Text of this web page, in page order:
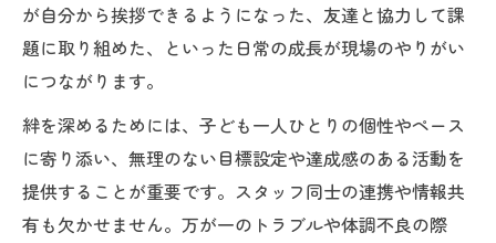
が自分から挨拶できるようになった、友達と協力して課
題に取り組めた、といった日常の成長が現場のやりがい
につながります。
絆を深めるためには、子ども一人ひとりの個性やペース
に寄り添い、無理のない目標設定や達成感のある活動を
提供することが重要です。スタッフ同士の連携や情報共
有も欠かせません。万が一のトラブルや体調不良の際